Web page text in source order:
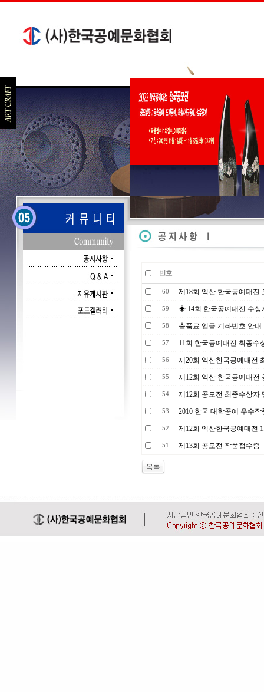
번호
60 제18회 익산 한국공예대전
59 ◈ 14회 한국공예대전 수
58 출품료 입금 계좌번호 안내
57 11회 한국공예대전 최종수
56 제20회 익산한국공예대전
55 제12회 익산 한국공예대전
54 제12회 공모전 최종수상자
53 2010 한국 대학공예 우수
52 제12회 익산한국공예대전
51 제13회 공모전 작품접수증
목록